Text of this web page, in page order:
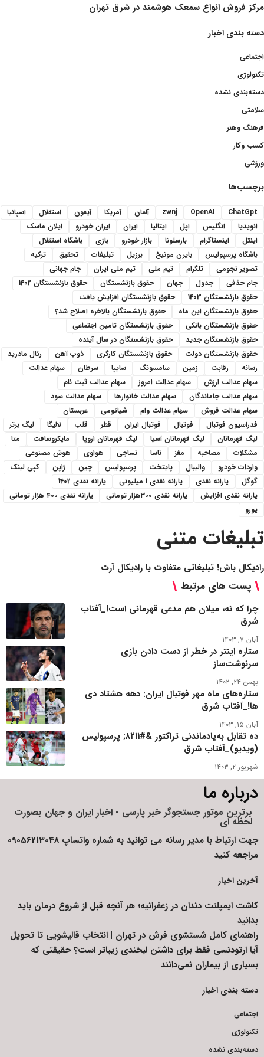
مرکز فروش انواع سمعک هوشمند در شرق تهران
دسته بندی اخبار
اجتماعی
تکنولوژی
دسته‌بندی نشده
سلامتی
فرهنگ وهنر
کسب وکار
ورزشی
برچسب‌ها
ChatGpt
OpenAI
zwnj آلمان آمریکا آیفون استقلال
اسپانیا
انویدیا
انگلیس اپل ایتالیا ایران ایران خودرو
ایلان ماسک
اینتل
اینستاگرام بارسلونا بازار خودرو بازی
باشگاه استقلال
باشگاه پرسپولیس
بایرن مونیخ برزیل تبلیغات تحقیق
ترکیه
تصویر نجومی
تلگرام تیم ملی تیم ملی ایران
جام جهانی
جام حذفی
جدول جهان حقوق بازنشستگان
حقوق بازنشستگان 1402
حقوق بازنشستگان 1403
حقوق بازنشستگان افزایش یافت
حقوق بازنشستگان این ماه
حقوق بازنشستگان بالاخره اصلاح شد؟
حقوق بازنشستگان بانکی
حقوق بازنشستگان تامین اجتماعی
حقوق بازنشستگان جدید
حقوق بازنشستگان در سال آینده
حقوق بازنشستگان دولت
حقوق بازنشستگان کارگری ذوب آهن
رئال مادرید
رسانه
رقابت زمین سامسونگ سایپا سرطان
سهام عدالت
سهام عدالت ارزش
سهام عدالت امروز
سهام عدالت ثبت نام
سهام عدالت جاماندگان
سهام عدالت خانوارها
سهام عدالت سود
سهام عدالت فروش
سهام عدالت وام شیائومی
عربستان
فدراسیون فوتبال
فوتبال فوتبال ایران قطر قلب لالیگا
لیگ برتر
لیگ قهرمانان
لیگ قهرمانان آسیا لیگ قهرمانان اروپا مایکروسافت
متا
مشکلات
مصاحبه مغز ناسا نساجی هواوی
هوش مصنوعی
واردات خودرو
والیبال پایتخت پرسپولیس چین ژاپن
کپی لینک
گوگل
یارانه نقدی یارانه نقدی 1 میلیونی
یارانه نقدی 1402
یارانه نقدی افزایش
یارانه نقدی ۳۰۰هزار تومانی
یارانه نقدی ۴۰۰ هزار تومانی
یورو
تبلیغات متنی
رادیکال باش! تبلیغاتی متفاوت با رادیکال آرت
پست های مرتبط
چرا که نه، میلان هم مدعی قهرمانی است!_آفتاب
شرق
آبان ۷, ۱۴۰۳
ستاره اینتر در خطر از دست دادن بازی
سرنوشت‌ساز
بهمن ۲۴, ۱۴۰۲
ستاره‌های ماه مهر فوتبال ایران: دهه هشتاد دی
ها!_آفتاب شرق
آبان ۱۵, ۱۴۰۳
ده تقابل به‌یادماندنی تراکتور &#۸۲۱۱; پرسپولیس
(ویدیو)_آفتاب شرق
شهریور ۲, ۱۴۰۳
درباره ما
برترین موتور جستجوگر خبر پارسی - اخبار ایران و جهان بصورت
لحظه ای
جهت ارتباط با مدیر رسانه می توانید به شماره واتساپ 09056213048
مراجعه کنید
آخرین اخبار
کاشت ایمپلنت دندان در زعفرانیه؛ هر آنچه قبل از شروع درمان باید
بدانید
راهنمای کامل شستشوی فرش در تهران | انتخاب قالیشویی تا تحویل
آیا ارتودنسی فقط برای داشتن لبخندی زیباتر است؟ حقیقتی که
بسیاری از بیماران نمی‌دانند
دسته بندی اخبار
اجتماعی
تکنولوژی
دسته‌بندی نشده